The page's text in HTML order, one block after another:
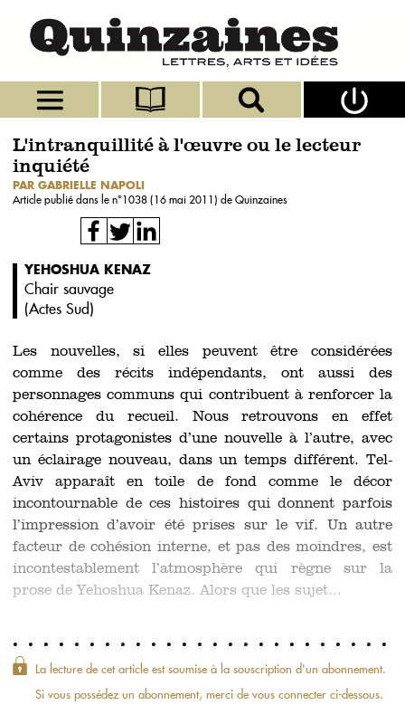
L'intranquillité à l'œuvre ou le lecteur
inquiété
PAR GABRIELLE NAPOLI
Article publié dans le n°1038 (16 mai 2011) de Quinzaines
YEHOSHUA KENAZ
Chair sauvage
(Actes Sud)
Les nouvelles, si elles peuvent être considérées
comme des récits indépendants, ont aussi des
personnages communs qui contribuent à renforcer la
cohérence du recueil. Nous retrouvons en effet
certains protagonistes d’une nouvelle à l’autre, avec
un éclairage nouveau, dans un temps différent. Tel-
Aviv apparaît en toile de fond comme le décor
incontournable de ces histoires qui donnent parfois
l’impression d’avoir été prises sur le vif. Un autre
facteur de cohésion interne, et pas des moindres, est
incontestablement l’atmosphère qui règne sur la
prose de Yehoshua Kenaz. Alors que les sujet...
La lecture de cet article est soumise à la souscription d'un abonnement.
Si vous possédez un abonnement, merci de vous connecter ci-dessous.